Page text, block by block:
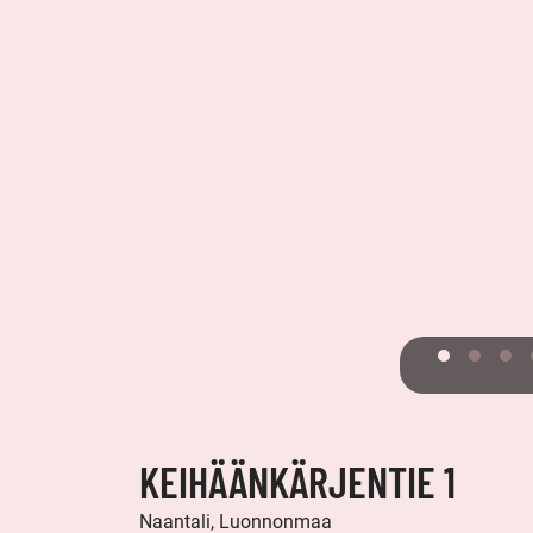
KEIHÄÄNKÄRJENTIE 1
Naantali, Luonnonmaa